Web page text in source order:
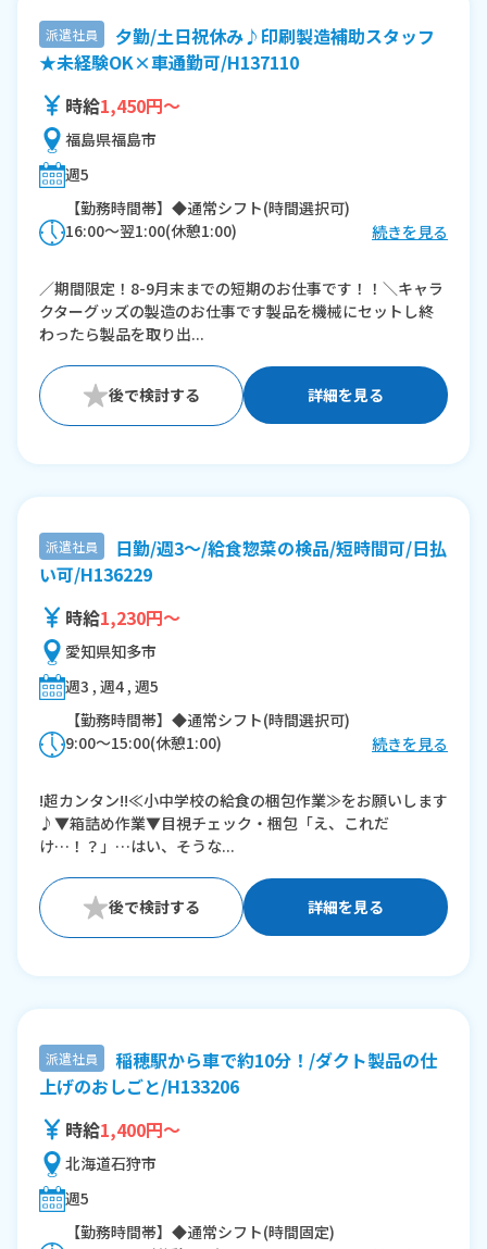
派遣社員
夕勤/土日祝休み♪印刷製造補助スタッフ
★未経験OK×車通勤可/H137110
時給1,450円～
福島県福島市
週5
【勤務時間帯】◆通常シフト(時間選択可)
16:00〜翌1:00(休憩1:00)
続きを見る
／期間限定！8-9月末までの短期のお仕事です！！＼キャラ
クターグッズの製造のお仕事です製品を機械にセットし終
わったら製品を取り出...
詳細を見る
派遣社員
日勤/週3～/給食惣菜の検品/短時間可/日払
い可/H136229
時給1,230円～
愛知県知多市
週3 , 週4 , 週5
【勤務時間帯】◆通常シフト(時間選択可)
9:00〜15:00(休憩1:00)
※時短：最低勤務時間：5
短時間勤務は、
基本的には9:00-15:00
それ以外の場合は、ご相談ください。
続きを見る
!超カンタン!!≪小中学校の給食の梱包作業≫をお願いします
♪▼箱詰め作業▼目視チェック・梱包「え、これだ
け…！？」…はい、そうな...
詳細を見る
派遣社員
稲穂駅から車で約10分！/ダクト製品の仕
上げのおしごと/H133206
時給1,400円～
北海道石狩市
週5
【勤務時間帯】◆通常シフト(時間固定)